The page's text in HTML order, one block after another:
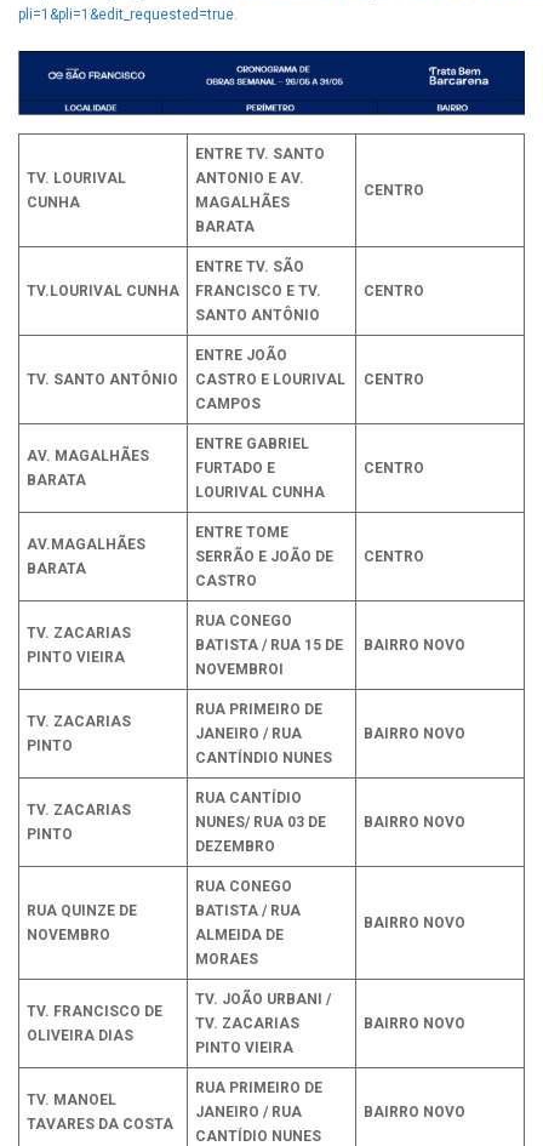
pli=1&pli=1&edit_requested=true
TV. LOURIVAL
CUNHA
ENTRE TV. SANTO
ANTONIO E AV.
MAGALHÃES
BARATA
CENTRO
TV.LOURIVAL CUNHA
ENTRE TV. SÃO
FRANCISCO E TV.
SANTO ANTÔNIO
CENTRO
TV. SANTO ANTÔNIO
ENTRE JOÃO
CASTRO E LOURIVAL
CAMPOS
CENTRO
AV. MAGALHÃES
BARATA
ENTRE GABRIEL
FURTADO E
LOURIVAL CUNHA
CENTRO
AV.MAGALHÃES
BARATA
ENTRE TOME
SERRÃO E JOÃO DE
CASTRO
CENTRO
TV. ZACARIAS
PINTO VIEIRA
RUA CONEGO
BATISTA / RUA 15 DE
NOVEMBROI
BAIRRO NOVO
TV. ZACARIAS
PINTO
RUA PRIMEIRO DE
JANEIRO / RUA
CANTÍNDIO NUNES
BAIRRO NOVO
TV. ZACARIAS
PINTO
RUA CANTÍDIO
NUNES/ RUA 03 DE
DEZEMBRO
BAIRRO NOVO
RUA QUINZE DE
NOVEMBRO
RUA CONEGO
BATISTA / RUA
ALMEIDA DE
MORAES
BAIRRO NOVO
TV. FRANCISCO DE
OLIVEIRA DIAS
TV. JOÃO URBANI /
TV. ZACARIAS
PINTO VIEIRA
BAIRRO NOVO
TV. MANOEL
TAVARES DA COSTA
RUA PRIMEIRO DE
JANEIRO / RUA
CANTÍDIO NUNES
BAIRRO NOVO